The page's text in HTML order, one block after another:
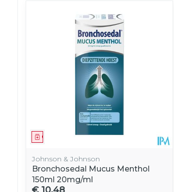
Geneesmiddel
Johnson & Johnson
Bronchosedal Mucus Menthol
150ml 20mg/ml